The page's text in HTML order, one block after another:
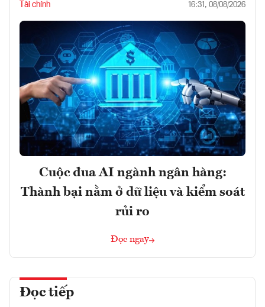
Tài chính 16:31, 08/08/2026
Cuộc đua AI ngành ngân hàng:
Thành bại nằm ở dữ liệu và kiểm soát
rủi ro
Đọc ngay
Đọc tiếp